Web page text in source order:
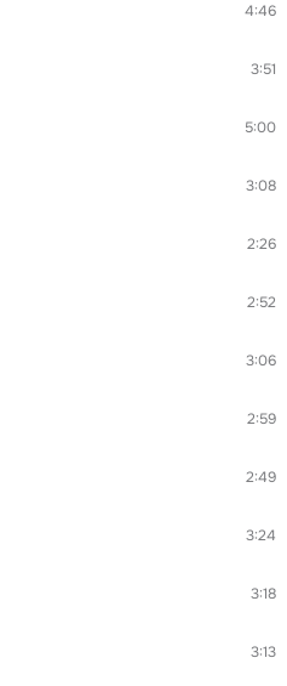
4:46
3:51
5:00
3:08
2:26
2:52
3:06
2:59
2:49
3:24
3:18
3:13